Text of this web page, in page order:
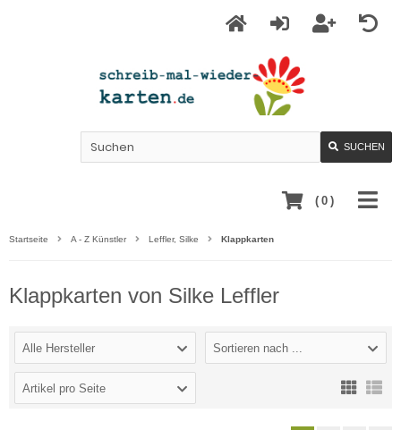
SUCHEN
( 0 )
Startseite A - Z Künstler Leffler, Silke Klappkarten
Klappkarten von Silke Leffler
Alle Hersteller Sortieren nach ...
Artikel pro Seite